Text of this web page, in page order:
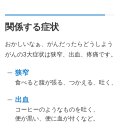
関係する症状
おかしいなぁ、がんだったらどうしよ
がんの3大症状は狭窄、出血、疼痛です。
狭窄
食べると腹が張る、つかえる、吐く
出血
コーヒーのようなものを吐く、
便が黒い、便に血が付くなど。